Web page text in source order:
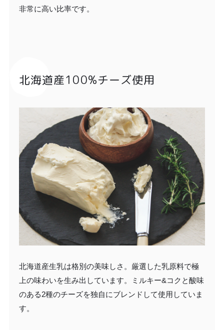
非常に高い比率です。
北海道産100%チーズ使用
北海道産生乳は格別の美味しさ。厳選した乳原料で極
上の味わいを生み出しています。ミルキー&コクと酸味
のある2種のチーズを独自にブレンドして使用していま
す。